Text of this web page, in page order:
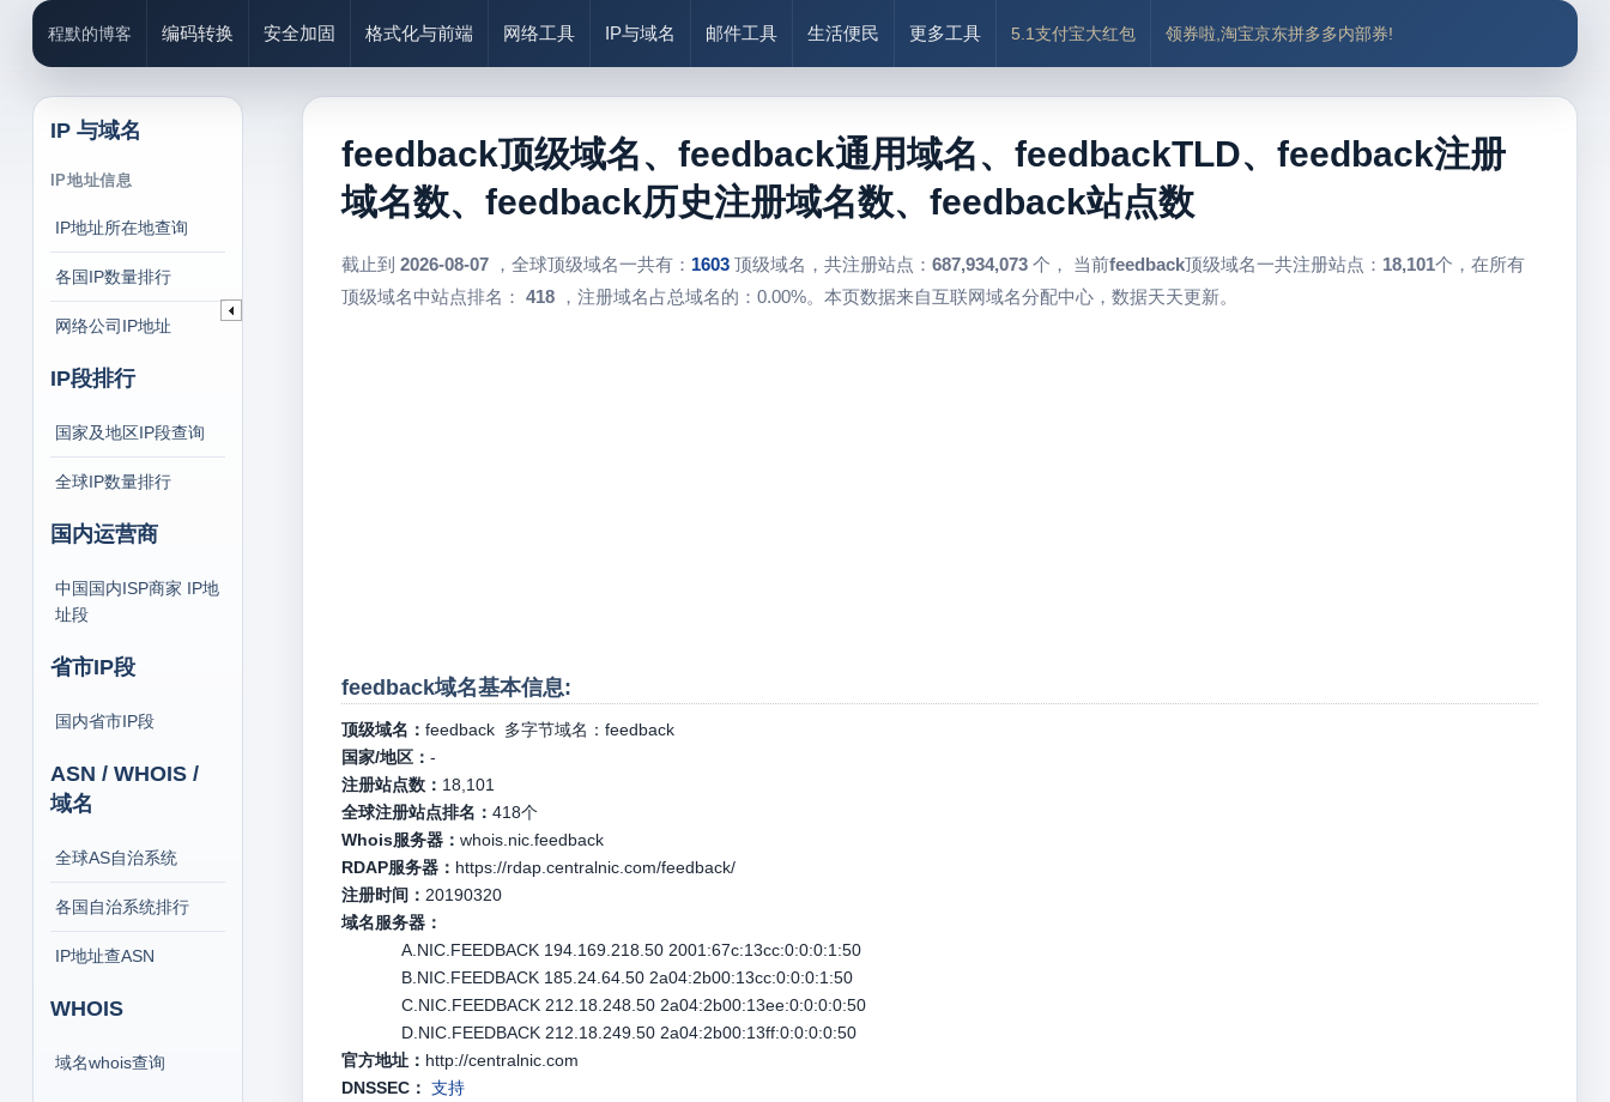
程默的博客 编码转换 安全加固 格式化与前端 网络工具 IP与域名 邮件工具 生活便民 更多工具 5.1支付宝大红包 领券啦,淘宝京东拼多多内部券!
IP 与域名
IP地址信息
IP地址所在地查询
各国IP数量排行
网络公司IP地址
IP段排行
国家及地区IP段查询
全球IP数量排行
国内运营商
中国国内ISP商家 IP地
址段
省市IP段
国内省市IP段
ASN / WHOIS /
域名
全球AS自治系统
各国自治系统排行
IP地址查ASN
WHOIS
域名whois查询
feedback顶级域名、feedback通用域名、feedbackTLD、feedback注册
域名数、feedback历史注册域名数、feedback站点数
截止到 2026-08-07，全球顶级域名一共有： 1603 顶级域名，共注册站点： 687,934,073 个， 当前feedback顶级域名一共注册站点： 18,101个，在所有
顶级域名中站点排名： 418，注册域名占总域名的：0.00%。本页数据来自互联网域名分配中心，数据天天更新。
feedback域名基本信息:
顶级域名： feedback多字节域名： feedback
国家/地区： -
注册站点数： 18,101
全球注册站点排名： 418个
Whois服务器： whois.nic.feedback
RDAP服务器： https://rdap.centralnic.com/feedback/
注册时间： 20190320
域名服务器：
A.NIC.FEEDBACK 194.169.218.50 2001:67c:13cc:0:0:0:1:50
B.NIC.FEEDBACK 185.24.64.50 2a04:2b00:13cc:0:0:0:1:50
C.NIC.FEEDBACK 212.18.248.50 2a04:2b00:13ee:0:0:0:0:50
D.NIC.FEEDBACK 212.18.249.50 2a04:2b00:13ff:0:0:0:0:50
官方地址： http://centralnic.com
DNSSEC： 支持